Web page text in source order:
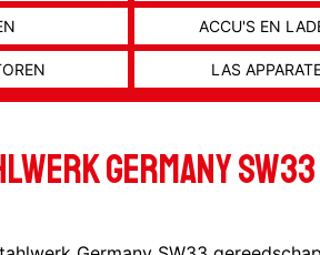
ACCU'S EN
LAS
GERMANY